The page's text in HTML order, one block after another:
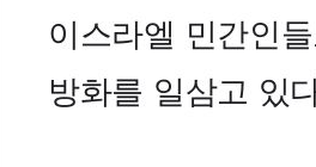
이스라엘 민간인
방화를 일삼고 있